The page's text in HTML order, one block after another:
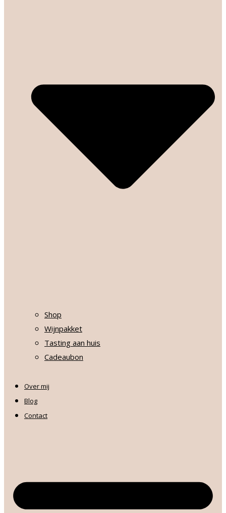
Shop
Wijnpakket
Tasting aan huis
Cadeaubon
Over mij
Blog
Contact